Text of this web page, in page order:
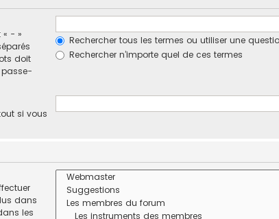
« - »
doit
passe-
Rechercher tous les termes ou utiliser une
Rechercher n’importe quel de ces termes
si vous
dans
les